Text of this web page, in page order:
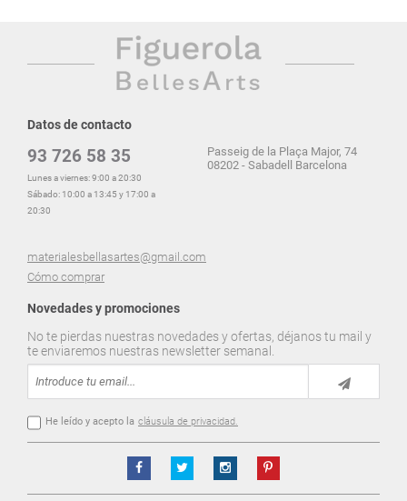
Datos de contacto
93 726 58 35
Lunes a viernes: 9:00 a 20:30
Sábado: 10:00 a 13:45 y 17:00 a
20:30
materialesbellasartes@gmail.com
Cómo comprar
Passeig de la Plaça Major, 74
08202 - Sabadell Barcelona
Novedades y promociones
No te pierdas nuestras novedades y ofertas, déjanos tu mail y
te enviaremos nuestras newsletter semanal.
He leído y acepto la cláusula de privacidad.